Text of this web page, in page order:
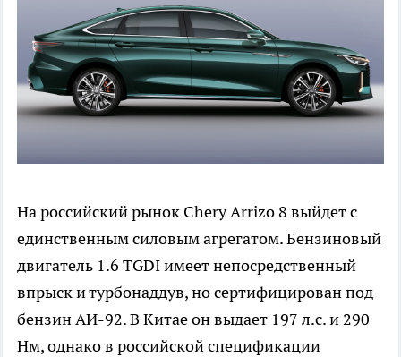
На российский рынок Chery Arrizo 8 выйдет с
единственным силовым агрегатом. Бензиновый
двигатель 1.6 TGDI имеет непосредственный
впрыск и турбонаддув, но сертифицирован под
бензин АИ-92. В Китае он выдает 197 л.с. и 290
Нм, однако в российской спецификации